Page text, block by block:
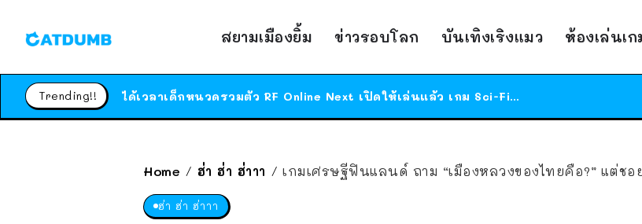
สยามเมืองยิ้ม ข่าวรอบโลก บันเทิงเริงแมว ห้องเล่นเก
Trending!!
ร้านอาหารในนิวยอร์กประกาศปิดตัวลง หลังอยู่มานานกว่า 45 ปี ติดป้ายขอบคุณลูกค้าทุกคน แถมสูตรทำไวท์ซอสให้แบบจัดเต็ม
ได้เวลาเด็กหนวดรวมตัว RF Online Next เปิดให้เล่นแล้ว เกม Sci-Fi MMORPG ระดับตำนาน เล่นได้ทั้งมือถือและ PC
Home / ฮ่า ฮ่า ฮ่าาา / เกมเศรษฐีฟินแลนด์ ถาม “เมืองหลวงของไทยคือ?” แต่ช
ฮ่า ฮ่า ฮ่าาา